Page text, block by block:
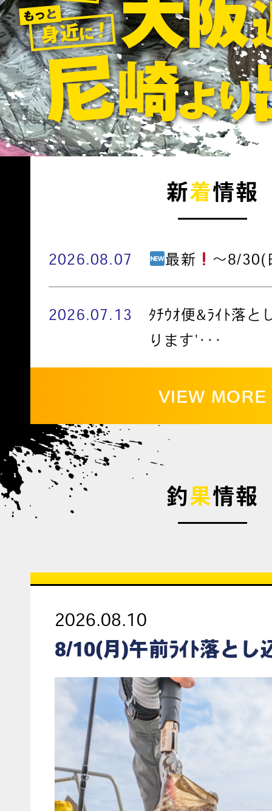
新着情報
2026.08.07 最新 ～8/30(
2026.07.13
ﾀﾁｳｵ便&ﾗｲﾄ落と
ります'･･･
VIEW MORE
釣果情報
2026.08.10
8/10(月)午前ﾗｲﾄ落とし